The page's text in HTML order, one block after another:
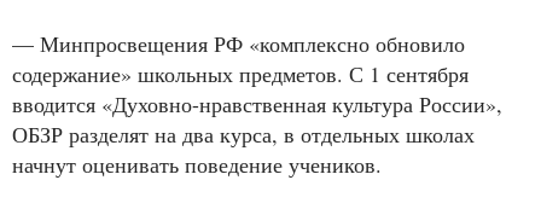
— Минпросвещения РФ «комплексно обновило
содержание» школьных предметов. С 1 сентября
вводится «Духовно-нравственная культура России»,
ОБЗР разделят на два курса, в отдельных школах
начнут оценивать поведение учеников.